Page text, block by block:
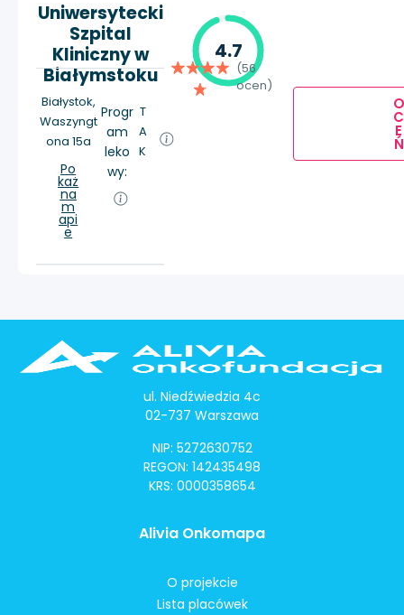
Uniwersytecki
Szpital
Kliniczny w
Białymstoku
Białystok,
Waszyngt
ona 15a
Po
każ
na
m
api
e
Progr
am
leko
wy:
T
A
K
4.7
(56
ocen)
O
C
E
Ń
ul. Niedźwiedzia 4c
02-737 Warszawa
NIP: 5272630752
REGON: 142435498
KRS: 0000358654
Alivia Onkomapa
O projekcie
Lista placówek